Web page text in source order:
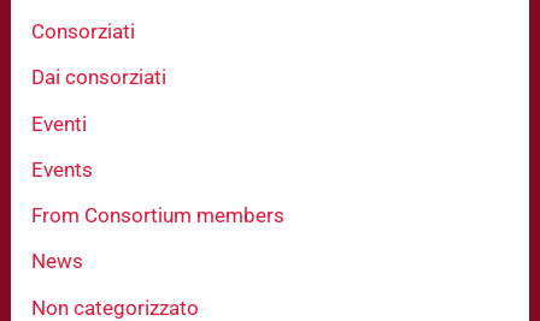
Consorziati
Dai consorziati
Eventi
Events
From Consortium members
News
Non categorizzato